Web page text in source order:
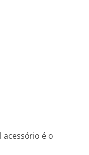
acessório é o